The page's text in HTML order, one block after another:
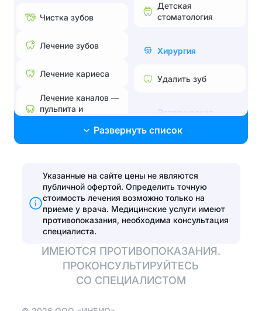
Чистка зубов
Лечение зубов
Лечение кариеса
Лечение каналов —
пульпита и
Лечение
пародонтита
Эстетические
реставрации
Отбелить зубы
Протезирование
Детская
стоматология
Хирургия
Удалить зуб
Эстетическая
Поставить брекеты,
Эстетические
реставрации
Установить виниры
Развернуть список
Указанные на сайте цены не являются
публичной офертой. Определить точную
стоимость лечения возможно только на
приеме у врача. Медицинские услуги имеют
противопоказания, необходима консультация
специалиста.
ИМЕЮТСЯ ПРОТИВОПОКАЗАНИЯ.
ПРОКОНСУЛЬТИРУЙТЕСЬ
СО СПЕЦИАЛИСТОМ